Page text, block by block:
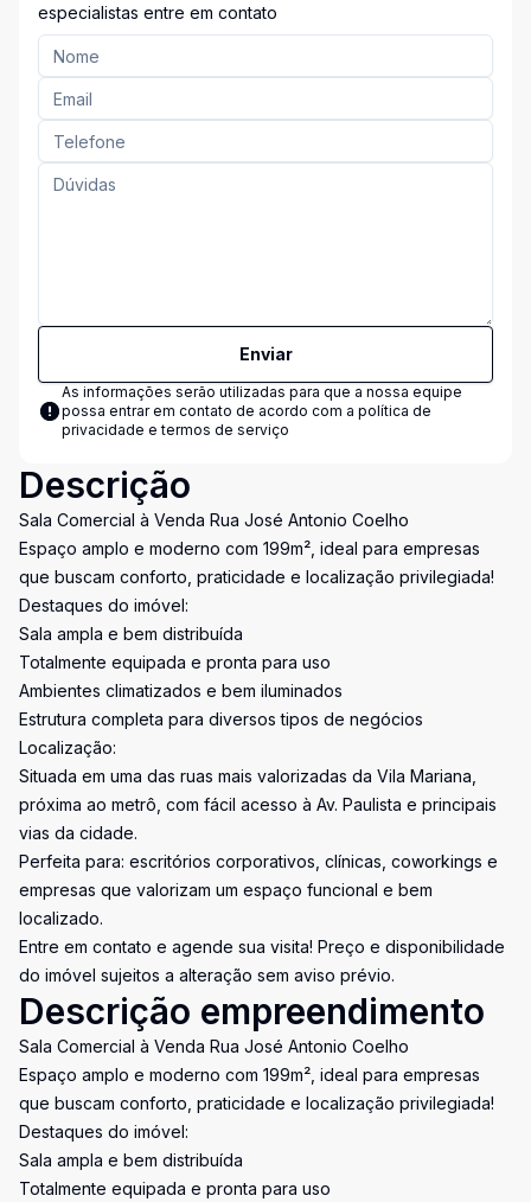
especialistas entre em contato
Enviar
As informações serão utilizadas para que a nossa equipe
possa entrar em contato de acordo com a política de
privacidade e termos de serviço
Descrição
Sala Comercial à Venda Rua José Antonio Coelho
Espaço amplo e moderno com 199m², ideal para empresas
que buscam conforto, praticidade e localização privilegiada!
Destaques do imóvel:
Sala ampla e bem distribuída
Totalmente equipada e pronta para uso
Ambientes climatizados e bem iluminados
Estrutura completa para diversos tipos de negócios
Localização:
Situada em uma das ruas mais valorizadas da Vila Mariana,
próxima ao metrô, com fácil acesso à Av. Paulista e principais
vias da cidade.
Perfeita para: escritórios corporativos, clínicas, coworkings e
empresas que valorizam um espaço funcional e bem
localizado.
Entre em contato e agende sua visita! Preço e disponibilidade
do imóvel sujeitos a alteração sem aviso prévio.
Descrição empreendimento
Sala Comercial à Venda Rua José Antonio Coelho
Espaço amplo e moderno com 199m², ideal para empresas
que buscam conforto, praticidade e localização privilegiada!
Destaques do imóvel:
Sala ampla e bem distribuída
Totalmente equipada e pronta para uso